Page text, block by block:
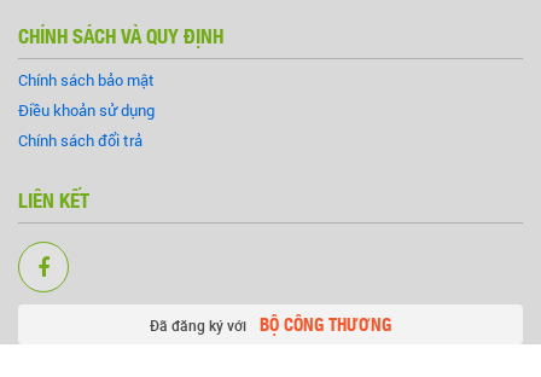
CHÍNH SÁCH VÀ QUY ĐỊNH
Chính sách bảo mật
Điều khoản sử dụng
Chính sách đổi trả
LIÊN KẾT
Đã đăng ký với BỘ CÔNG THƯƠNG